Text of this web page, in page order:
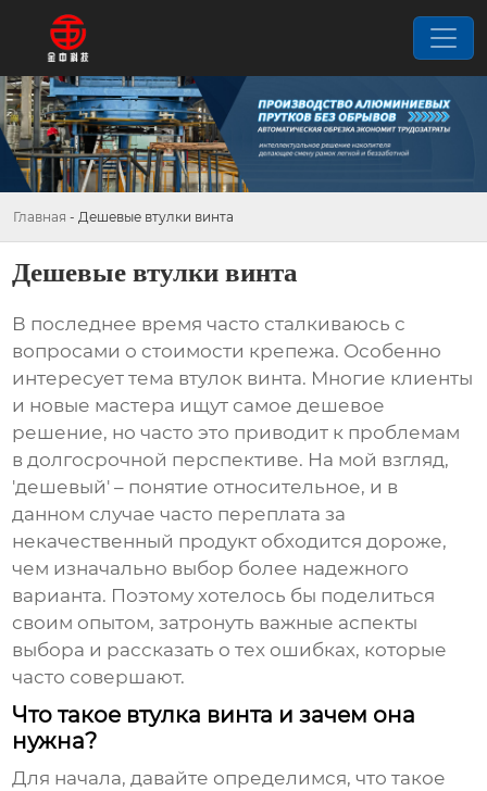
Главная - Дешевые втулки винта
Дешевые втулки винта
В последнее время часто сталкиваюсь с
вопросами о стоимости крепежа. Особенно
интересует тема втулок винта. Многие клиенты
и новые мастера ищут самое дешевое
решение, но часто это приводит к проблемам
в долгосрочной перспективе. На мой взгляд,
'дешевый' – понятие относительное, и в
данном случае часто переплата за
некачественный продукт обходится дороже,
чем изначально выбор более надежного
варианта. Поэтому хотелось бы поделиться
своим опытом, затронуть важные аспекты
выбора и рассказать о тех ошибках, которые
часто совершают.
Что такое втулка винта и зачем она
нужна?
Для начала, давайте определимся, что такое